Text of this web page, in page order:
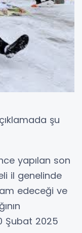
şu
yapılan son
il genelinde
edeceği ve
Şubat 2025